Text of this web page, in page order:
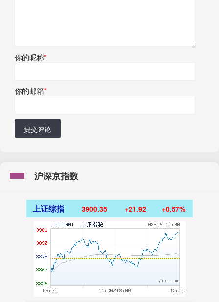
你的昵称*
你的邮箱*
提交评论
沪深京指数
上证综指 3900.35 +21.92 +0.57%